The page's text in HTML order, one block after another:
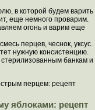
в которой будем варить
еще немного проварим.
огонь и варим еще
перцев, чеснок, уксус.
нужную консистенцию.
банкам и
перцем: рецепт
яблоками: рецепт